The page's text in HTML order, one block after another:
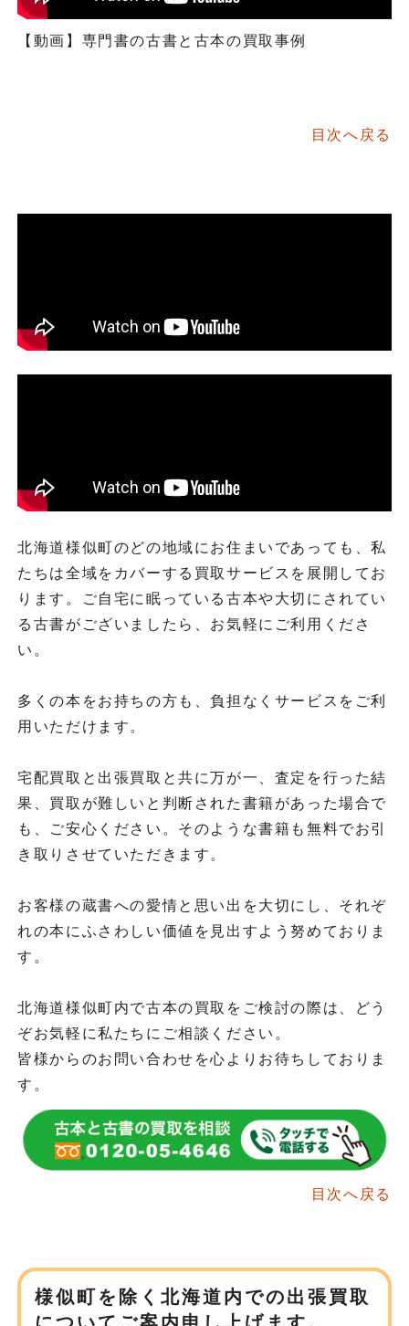
【動画】専門書の古書と古本の買取事例
目次へ戻る
北海道様似町のどの地域にお住まいであっても、私
たちは全域をカバーする買取サービスを展開してお
ります。ご自宅に眠っている古本や大切にされてい
る古書がございましたら、お気軽にご利用くださ
い。
多くの本をお持ちの方も、負担なくサービスをご利
用いただけます。
宅配買取と出張買取と共に万が一、査定を行った結
果、買取が難しいと判断された書籍があった場合で
も、ご安心ください。そのような書籍も無料でお引
き取りさせていただきます。
お客様の蔵書への愛情と思い出を大切にし、それぞ
れの本にふさわしい価値を見出すよう努めておりま
す。
北海道様似町内で古本の買取をご検討の際は、どう
ぞお気軽に私たちにご相談ください。
皆様からのお問い合わせを心よりお待ちしておりま
す。
目次へ戻る
様似町を除く北海道内での出張買取